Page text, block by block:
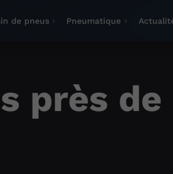
de pneus Pneumatique
près